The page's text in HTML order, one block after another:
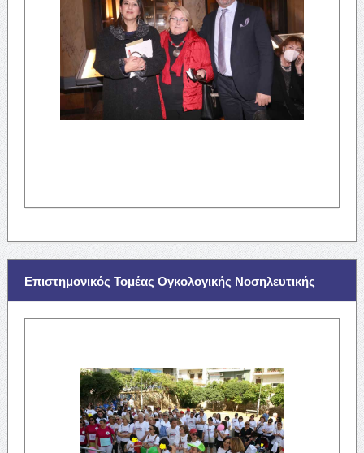
Επιστημονικός Τομέας Ογκολογικής Νοσηλευτικής